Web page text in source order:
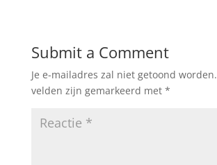
Submit a Comment
Je e-mailadres zal niet getoond worden.
velden zijn gemarkeerd met *